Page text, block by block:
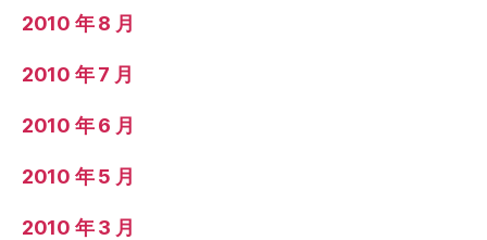
2010 年 8 月
2010 年 7 月
2010 年 6 月
2010 年 5 月
2010 年 3 月